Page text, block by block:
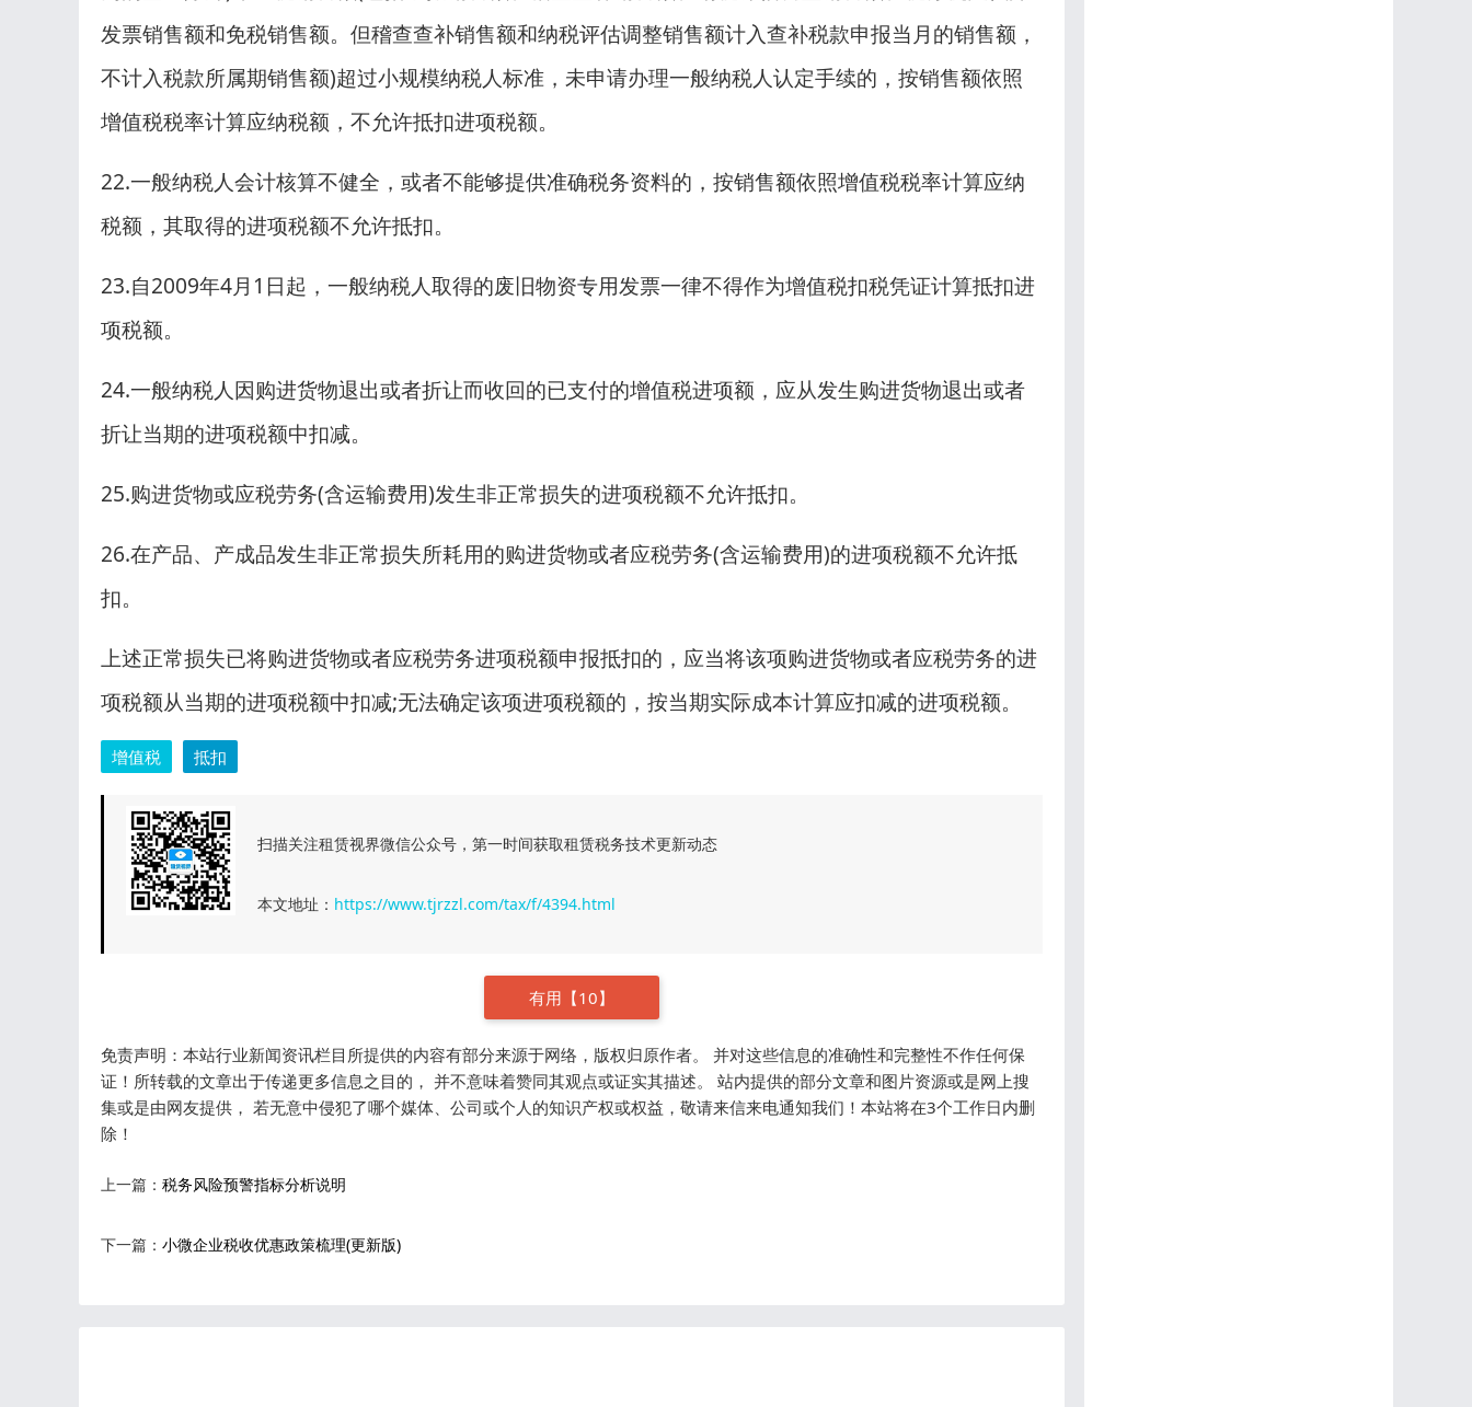
发票销售额和免税销售额。但稽查查补销售额和纳税评估调整销售额计入查补税款申报当月的销售额，
不计入税款所属期销售额)超过小规模纳税人标准，未申请办理一般纳税人认定手续的，按销售额依照
增值税税率计算应纳税额，不允许抵扣进项税额。
22.一般纳税人会计核算不健全，或者不能够提供准确税务资料的，按销售额依照增值税税率计算应纳
税额，其取得的进项税额不允许抵扣。
23.自2009年4月1日起，一般纳税人取得的废旧物资专用发票一律不得作为增值税扣税凭证计算抵扣进
项税额。
24.一般纳税人因购进货物退出或者折让而收回的已支付的增值税进项额，应从发生购进货物退出或者
折让当期的进项税额中扣减。
25.购进货物或应税劳务(含运输费用)发生非正常损失的进项税额不允许抵扣。
26.在产品、产成品发生非正常损失所耗用的购进货物或者应税劳务(含运输费用)的进项税额不允许抵
扣。
上述正常损失已将购进货物或者应税劳务进项税额申报抵扣的，应当将该项购进货物或者应税劳务的进
项税额从当期的进项税额中扣减;无法确定该项进项税额的，按当期实际成本计算应扣减的进项税额。
增值税 抵扣
扫描关注租赁视界微信公众号，第一时间获取租赁税务技术更新动态
本文地址： https://www.tjrzzl.com/tax/f/4394.html
有用【10】
免责声明：本站行业新闻资讯栏目所提供的内容有部分来源于网络，版权归原作者。 并对这些信息的准确性和完整性不作任何保
证！所转载的文章出于传递更多信息之目的， 并不意味着赞同其观点或证实其描述。 站内提供的部分文章和图片资源或是网上搜
集或是由网友提供， 若无意中侵犯了哪个媒体、公司或个人的知识产权或权益，敬请来信来电通知我们！本站将在3个工作日内删
除！
上一篇： 税务风险预警指标分析说明
下一篇： 小微企业税收优惠政策梳理(更新版)